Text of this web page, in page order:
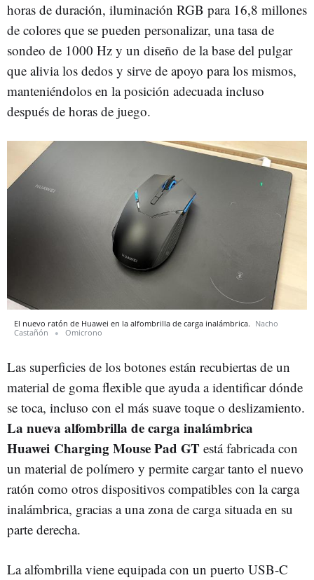
horas de duración, iluminación RGB para 16,8 millones
de colores que se pueden personalizar, una tasa de
sondeo de 1000 Hz y un diseño de la base del pulgar
que alivia los dedos y sirve de apoyo para los mismos,
manteniéndolos en la posición adecuada incluso
después de horas de juego.
El nuevo ratón de Huawei en la alfombrilla de carga inalámbrica. Nacho
Castañón
Omicrono
Las superficies de los botones están recubiertas de un
material de goma flexible que ayuda a identificar dónde
se toca, incluso con el más suave toque o deslizamiento.
La nueva alfombrilla de carga inalámbrica
Huawei Charging Mouse Pad GT está fabricada con
un material de polímero y permite cargar tanto el nuevo
ratón como otros dispositivos compatibles con la carga
inalámbrica, gracias a una zona de carga situada en su
parte derecha.
La alfombrilla viene equipada con un puerto USB-C